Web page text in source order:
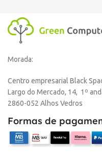
Morada:
Centro empresarial Black
Largo do Mercado, 14, 1º
2860-052 Alhos Vedros
Formas de